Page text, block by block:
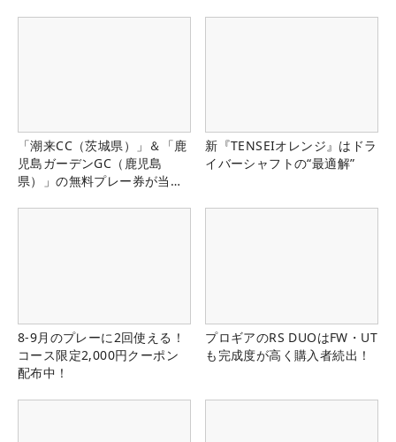
「潮来CC（茨城県）」＆「鹿
児島ガーデンGC（鹿児島
県）」の無料プレー券が当た
新『TENSEIオレンジ』はドラ
イバーシャフトの“最適解”
8-9月のプレーに2回使える！
コース限定2,000円クーポン
配布中！
プロギアのRS DUOはFW・UT
も完成度が高く購入者続出！